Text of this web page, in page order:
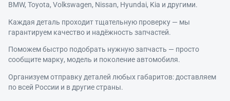
BMW, Toyota, Volkswagen, Nissan, Hyundai, Kia и другими.
Каждая деталь проходит тщательную проверку — мы
гарантируем качество и надёжность запчастей.
Поможем быстро подобрать нужную запчасть — просто
сообщите марку, модель и поколение автомобиля.
Организуем отправку деталей любых габаритов: доставляем
по всей России и в другие страны.